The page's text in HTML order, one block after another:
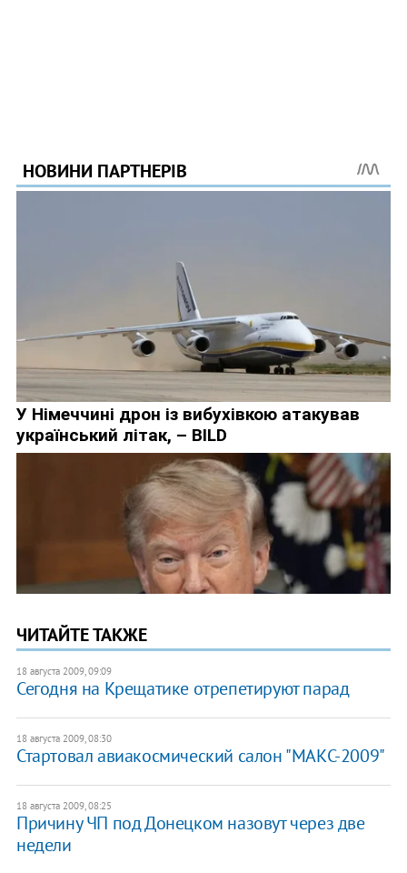
ЧИТАЙТЕ ТАКЖЕ
18 августа 2009, 09:09
Сегодня на Крещатике отрепетируют парад
18 августа 2009, 08:30
Стартовал авиакосмический салон "МАКС-2009"
18 августа 2009, 08:25
Причину ЧП под Донецком назовут через две
недели